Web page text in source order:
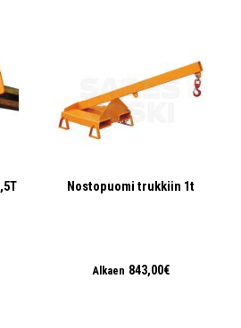
Nostopuomi trukkiin 1t
Alkaen 843,00€